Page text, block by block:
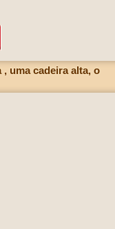
uma cadeira alta, o